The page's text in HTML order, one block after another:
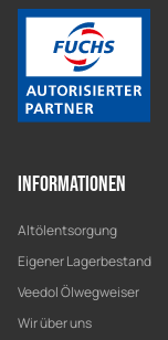
Informationen
Altölentsorgung
Eigener Lagerbestand
Veedol Ölwegweiser
Wir über uns